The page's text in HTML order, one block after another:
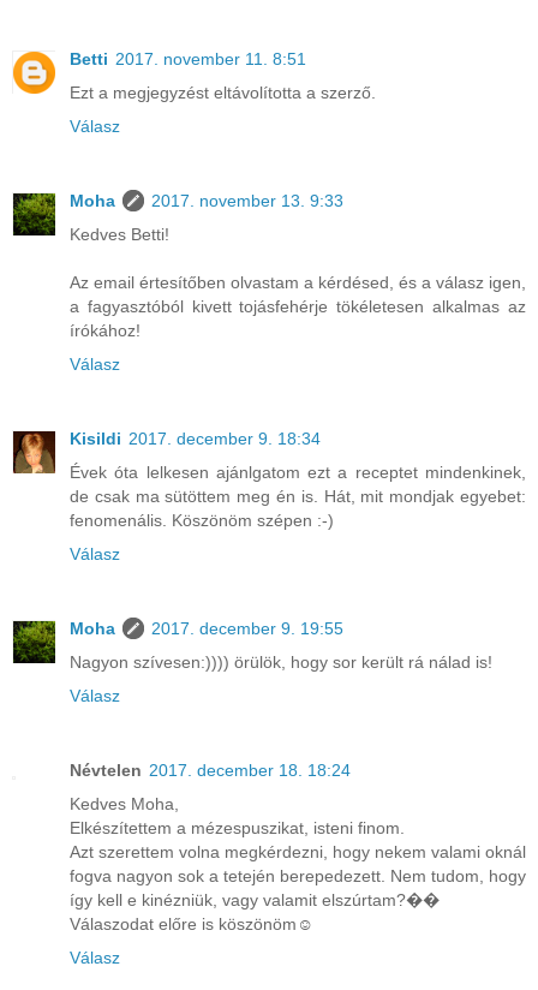
Betti 2017. november 11. 8:51
Ezt a megjegyzést eltávolította a szerző.
Válasz
Moha
2017. november 13. 9:33
Kedves Betti!
Az email értesítőben olvastam a kérdésed, és a válasz igen,
a fagyasztóból kivett tojásfehérje tökéletesen alkalmas az
írókához!
Válasz
Kisildi 2017. december 9. 18:34
Évek óta lelkesen ajánlgatom ezt a receptet mindenkinek,
de csak ma sütöttem meg én is. Hát, mit mondjak egyebet:
fenomenális. Köszönöm szépen :-)
Válasz
Moha
2017. december 9. 19:55
Nagyon szívesen:)))) örülök, hogy sor került rá nálad is!
Válasz
Névtelen 2017. december 18. 18:24
Kedves Moha,
Elkészítettem a mézespuszikat, isteni finom.
Azt szerettem volna megkérdezni, hogy nekem valami oknál
fogva nagyon sok a tetején berepedezett. Nem tudom, hogy
így kell e kinézniük, vagy valamit elszúrtam?��
Válaszodat előre is köszönöm☺️
Válasz